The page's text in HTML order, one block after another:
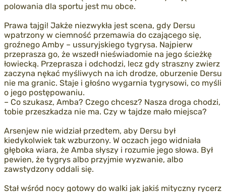
polowania dla sportu jest mu obce.
Prawa tajgi! Jakże niezwykła jest scena, gdy Dersu
wpatrzony w ciemność przemawia do czającego się,
groźnego Amby – ussuryjskiego tygrysa. Najpierw
przeprasza go, że wszedł nieświadomie na jego ścieżkę
łowiecką. Przeprasza i odchodzi, lecz gdy straszny zwierz
zaczyna nękać myśliwych na ich drodze, oburzenie Dersu
nie ma granic. Staje i głośno wygarnia tygrysowi, co myśli
o jego postępowaniu.
– Co szukasz, Amba? Czego chcesz? Nasza droga chodzi,
tobie przeszkadza nie ma. Czy w tajdze mało miejsca?
Arsenjew nie widział przedtem, aby Dersu był
kiedykolwiek tak wzburzony. W oczach jego widniała
głęboka wiara, że Amba słyszy i rozumie jego słowa. Był
pewien, że tygrys albo przyjmie wyzwanie, albo
zawstydzony oddali się.
Stał wśród nocy gotowy do walki jak jakiś mityczny rycerz